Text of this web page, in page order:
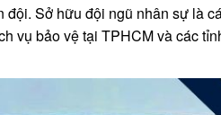
Sở hữu đội ngũ nhân sự là
vụ bảo vệ tại TPHCM và các